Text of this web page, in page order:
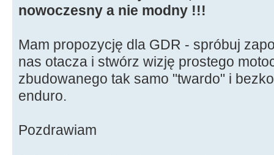
nowoczesny a nie modny !!!
Mam propozycję dla GDR - spróbuj
nas otacza i stwórz wizję prostego
zbudowanego tak samo "twardo" i
enduro.
Pozdrawiam